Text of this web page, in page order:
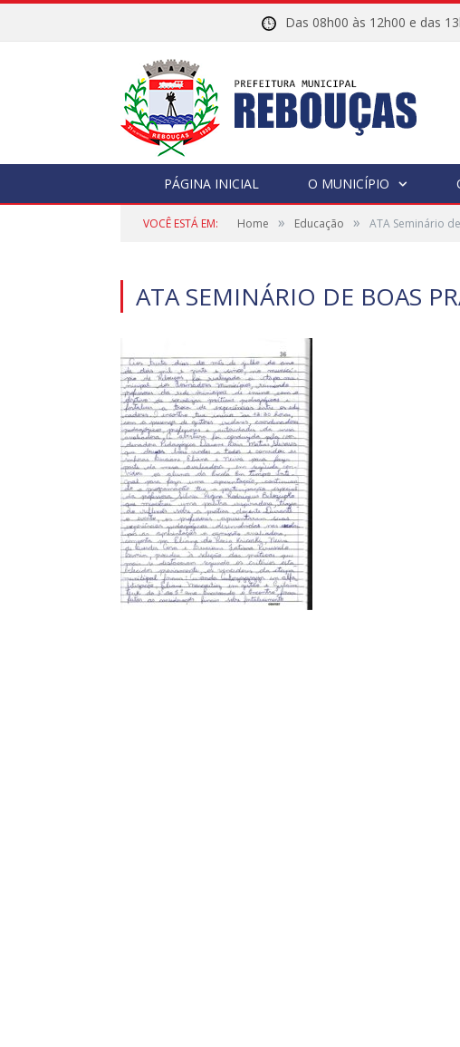
Das 08h00 às 12h00 e
PÁGINA INICIAL O MUNICÍPIO
VOCÊ ESTÁ EM: Home » Educação » ATA Seminário
ATA SEMINÁRIO DE BOAS